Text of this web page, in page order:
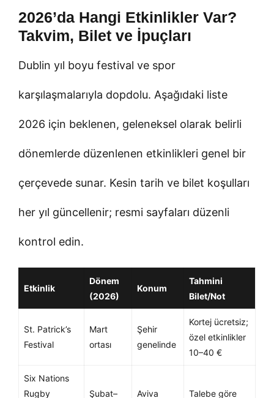
2026’da Hangi Etkinlikler Var?
Takvim, Bilet ve İpuçları
Dublin yıl boyu festival ve spor
karşılaşmalarıyla dopdolu. Aşağıdaki liste
2026 için beklenen, geleneksel olarak belirli
dönemlerde düzenlenen etkinlikleri genel bir
çerçevede sunar. Kesin tarih ve bilet koşulları
her yıl güncellenir; resmi sayfaları düzenli
kontrol edin.
Etkinlik
Dönem
(2026)
Konum
Tahmini
Bilet/Not
St. Patrick’s
Festival
Mart
ortası
Şehir
genelinde
Kortej ücretsiz;
özel etkinlikler
10–40 €
Six Nations
Rugby
Şubat–
Aviva
Talebe göre